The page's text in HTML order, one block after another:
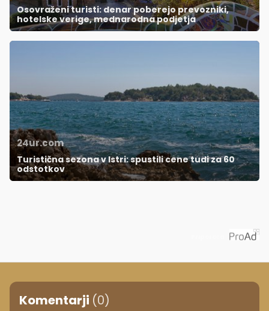
Osovraženi turisti: denar poberejo prevozniki,
hotelske verige, mednarodna podjetja
24ur.com
Turistična sezona v Istri: spustili cene tudi za 60
odstotkov
Komentarji (0)